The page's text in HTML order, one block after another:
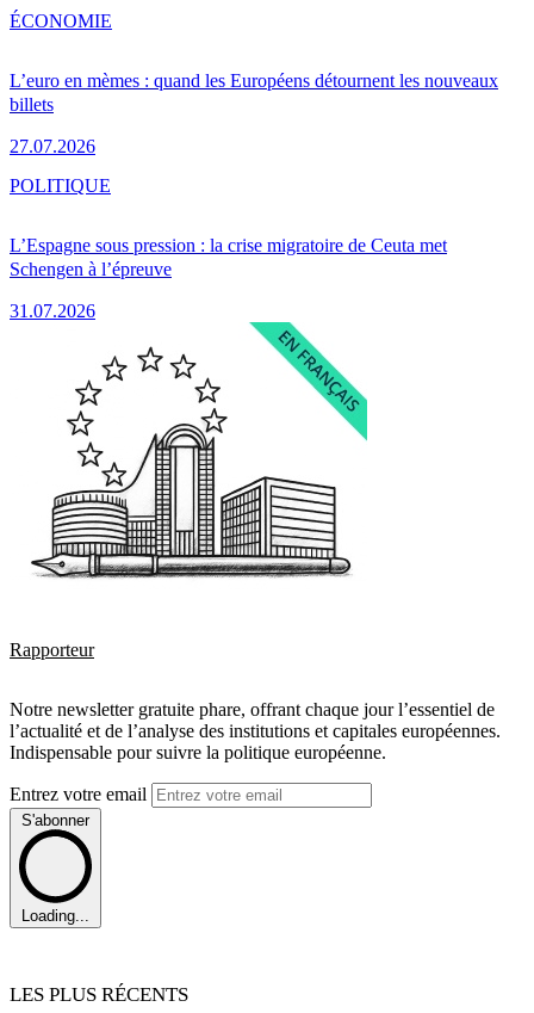
L’euro en mèmes : quand les Européens détournent les nouveaux
billets
27.07.2026
ÉCONOMIE
L’Espagne sous pression : la crise migratoire de Ceuta met
Schengen à l’épreuve
31.07.2026
POLITIQUE
Rapporteur
Notre newsletter gratuite phare, offrant chaque jour l’essentiel de
l’actualité et de l’analyse des institutions et capitales européennes.
Indispensable pour suivre la politique européenne.
Entrez votre email
S'abonner
Loading...
LES PLUS RÉCENTS